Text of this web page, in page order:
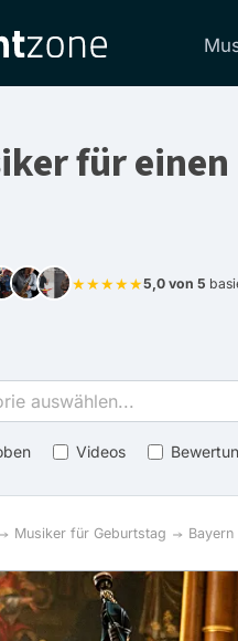
für
★★★★★5,0 von 5
auswählen...
Videos
Musiker für Geburtstag Bayern